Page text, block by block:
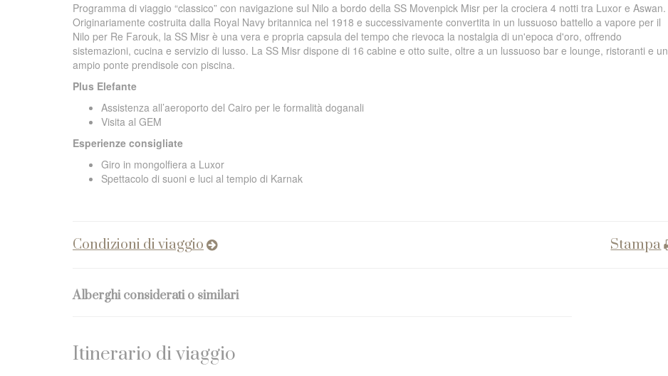
Programma di viaggio “classico” con navigazione sul Nilo a bordo della SS Movenpick Misr per la crociera 4 notti tra Luxor e Aswan.
Originariamente costruita dalla Royal Navy britannica nel 1918 e successivamente convertita in un lussuoso battello a vapore per il
Nilo per Re Farouk, la SS Misr è una vera e propria capsula del tempo che rievoca la nostalgia di un'epoca d'oro, offrendo
sistemazioni, cucina e servizio di lusso. La SS Misr dispone di 16 cabine e otto suite, oltre a un lussuoso bar e lounge, ristoranti e un
ampio ponte prendisole con piscina.
Plus Elefante
Assistenza all’aeroporto del Cairo per le formalità doganali
Visita al GEM
Esperienze consigliate
Giro in mongolfiera a Luxor
Spettacolo di suoni e luci al tempio di Karnak
Condizioni di viaggio Stampa
Alberghi considerati o similari
Itinerario di viaggio